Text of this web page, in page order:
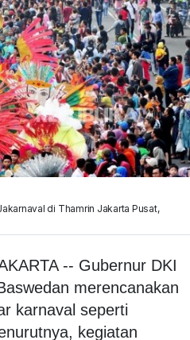
di Thamrin Jakarta Pusat,
-- Gubernur DKI
merencanakan
karnaval seperti
kegiatan